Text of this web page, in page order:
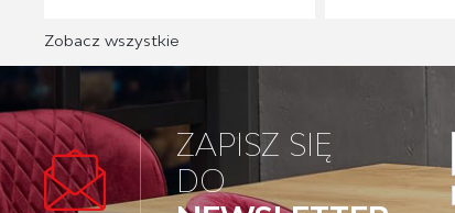
Zobacz wszystkie
ZAPISZ SIĘ
DO